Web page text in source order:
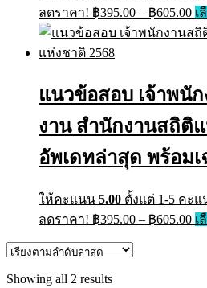
ลดราคา! ฿395.00 – ฿605.00
฿
เ
แนวข้อสอบ เจ้าพนั
งาน สำนักงานสถิติ
อัพเดทล่าสุด พร้อมเ
ให้คะแนน 5.00 ตั้งแต่ 1-5 คะ
ลดราคา! ฿395.00 – ฿605.00 เ
Showing all 2 resultsSorted